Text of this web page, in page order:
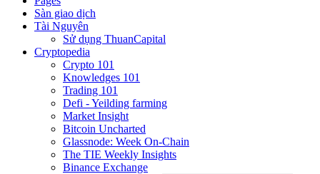
Sàn giao dịch
Tài Nguyên
Sử dụng ThuanCapital
Cryptopedia
Crypto 101
Knowledges 101
Trading 101
Defi - Yeilding farming
Market Insight
Bitcoin Uncharted
Glassnode: Week On-Chain
The TIE Weekly Insights
Binance Exchange